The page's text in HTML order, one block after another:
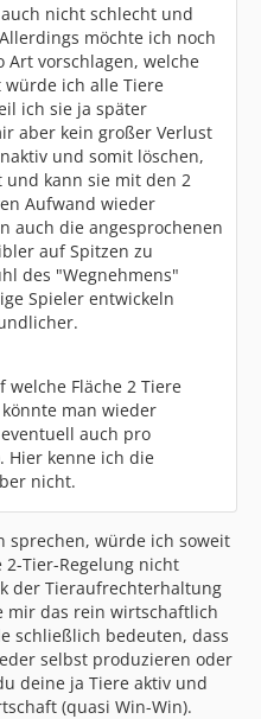
nicht schlecht und
möchte ich noch
vorschlagen, welche
würde ich alle Tiere
ich sie ja später
aber kein großer Verlust
und somit löschen,
kann sie mit den 2
Aufwand wieder
auch die angesprochenen
auf Spitzen zu
des "Wegnehmens"
Spieler entwickeln
welche Fläche 2 Tiere
man wieder
auch pro
Hier kenne ich die
nicht.
sprechen, würde ich soweit
2-Tier-Regelung nicht
der Tieraufrechterhaltung
mir das rein wirtschaftlich
schließlich bedeuten, dass
selbst produzieren oder
deine ja Tiere aktiv und
(quasi Win-Win).